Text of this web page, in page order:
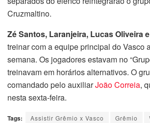
Cruzmaltino.
Zé Santos, Laranjeira, Lucas Oliveira
treinar com a equipe principal do Vasco
semana. Os jogadores estavam no
treinavam em horários alternativos. O
comandado pelo auxiliarJoão Correia,
nesta sexta-feira.
Tags: Assistir Grêmio x Vasco Grêmio